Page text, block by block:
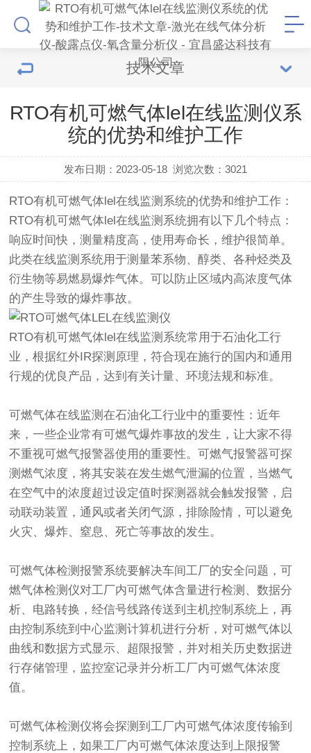
技术文章
RTO有机可燃气体lel在线监测仪系
统的优势和维护工作
发布日期：2023-05-18 浏览次数：3021
RTO有机可燃气体lel在线监测 系统的优势和维护工作：
RTO有机可燃气体lel在线监测系统拥有以下几个特点：
响应时间快，测量精度高，使用寿命长，维护很简单。
此类在线监测系统用于测量苯系物、醇类、各种烃类及
衍生物等易燃易爆炸气体。可以防止区域内高浓度气体
的产生导致的爆炸事故。
RTO有机可燃气体lel在线监测系统常用于石油化工行
业，根据红外IR探测原理，符合现在施行的国内和通用
行规的优良产品，达到有关计量、环境法规和标准。
可燃气体在线监测在石油化工行业中的重要性：近年
来，一些企业常有可燃气爆炸事故的发生，让大家不得
不重视可燃气报警器使用的重要性。可燃气报警器可探
测燃气浓度，将其安装在发生燃气泄漏的位置，当燃气
在空气中的浓度超过设定值时探测器就会触发报警，启
动联动装置，通风或者关闭气源，排除险情，可以避免
火灾、爆炸、窒息、死亡等事故的发生。
可燃气体检测报警系统要解决车间工厂的安全问题，可
燃气体检测仪对工厂内可燃气体含量进行检测、数据分
析、电路转换，经信号线路传送到主机控制系统上，再
由控制系统到中心监测计算机进行分析，对可燃气体以
曲线和数据方式显示、超限报警，并对相关历史数据进
行存储管理，监控室记录并分析工厂内可燃气体浓度
值。
可燃气体检测仪将会探测到工厂内可燃气体浓度传输到
控制系统上，如果工厂内可燃气体浓度达到上限报警